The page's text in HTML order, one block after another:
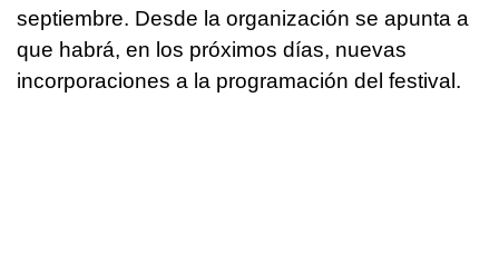
septiembre. Desde la organización se apunta a
que habrá, en los próximos días, nuevas
incorporaciones a la programación del festival.